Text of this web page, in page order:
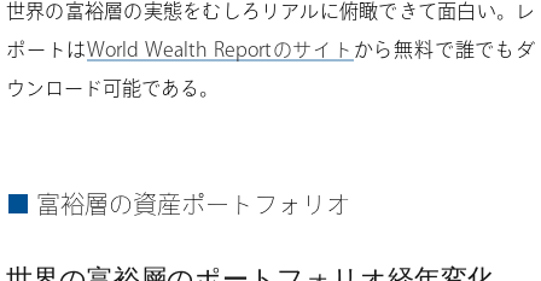
世界の富裕層の実態をむしろリアルに俯瞰できて面白い。レ
ポートはWorld Wealth Reportのサイト から無料で誰でもダ
ウンロード可能である。
富裕層の資産ポートフォリオ